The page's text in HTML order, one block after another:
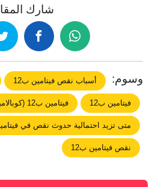
شارك
وسوم: أسباب نقص فيتامين ب12
فيتامين ب12 فيتامين ب12 (كوبالامين)
متى تزيد احتمالية حدوث نقص في
نقص فيتامين ب12